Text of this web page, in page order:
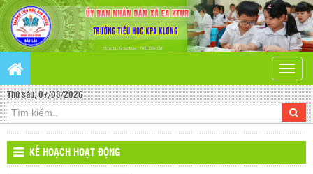
Toggle
Thứ sáu, 07/08/2026
KẾ HOẠCH HOẠT ĐỘNG